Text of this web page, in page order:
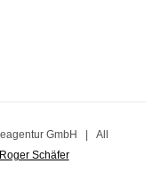
GmbH | All
Roger Schäfer